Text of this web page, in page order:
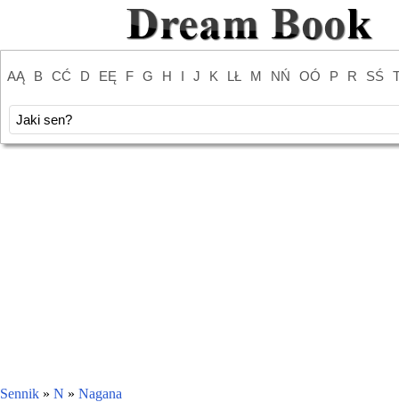
AĄ B CĆ D EĘ F G H I J K LŁ M NŃ OÓ P R SŚ
Sennik » N » Nagana